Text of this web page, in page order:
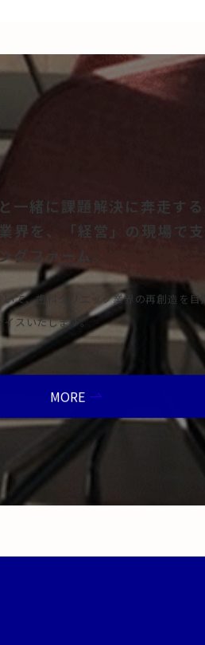
一緒に課題解決に奔走する
界を、「経営」の現場で支
グファーム。
て、歯科クリニック業界の再創造を目
スいたします。
MORE